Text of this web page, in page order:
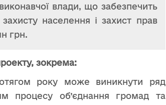
влади, що забезпечить
населення і захист прав
грн.
зокрема:
року може виникнути ряд
процесу об’єднання громад та